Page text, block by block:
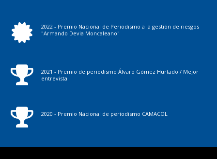
2022 - Premio Nacional de Periodismo a la gestión de riesgos
"Armando Devia Moncaleano"
2021 - Premio de periodismo Álvaro Gómez Hurtado / Mejor
entrevista
2020 - Premio Nacional de periodismo CAMACOL